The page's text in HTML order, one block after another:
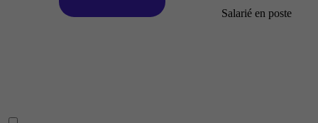
Salarié en poste